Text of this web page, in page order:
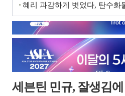
혜리 과감하게 벗었다, 탄수화
세븐틴 민규, 잘생김